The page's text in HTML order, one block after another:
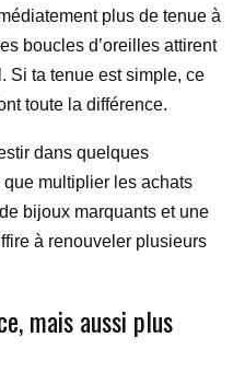
plus de tenue à
boucles d’oreilles attirent
Si ta tenue est simple, ce
toute la différence.
dans quelques
multiplier les achats
bijoux marquants et une
à renouveler plusieurs
mais aussi plus